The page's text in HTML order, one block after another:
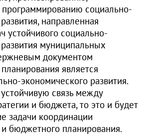
социально-
направленная
устойчивого социально-
муниципальных
документом
является
экономического развития.
связь между
и бюджета, то это и будет
задачи координации
и бюджетного планирования.